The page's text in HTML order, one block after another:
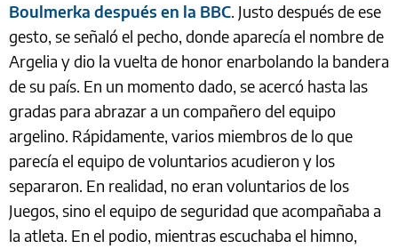
Boulmerka después en la BBC. Justo después de ese
gesto, se señaló el pecho, donde aparecía el nombre de
Argelia y dio la vuelta de honor enarbolando la bandera
de su país. En un momento dado, se acercó hasta las
gradas para abrazar a un compañero del equipo
argelino. Rápidamente, varios miembros de lo que
parecía el equipo de voluntarios acudieron y los
separaron. En realidad, no eran voluntarios de los
Juegos, sino el equipo de seguridad que acompañaba a
la atleta. En el podio, mientras escuchaba el himno,